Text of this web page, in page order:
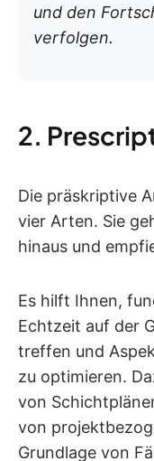
und den
verfolgen.
2.
Die präskriptive
vier Arten. Sie
hinaus und
Es hilft Ihnen,
Echtzeit auf der
treffen und
zu optimieren.
von
von
Grundlage von